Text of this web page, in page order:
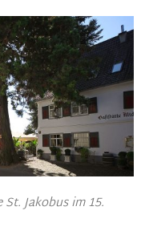
Jakobus im 15.